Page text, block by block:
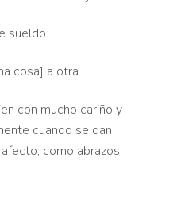
sueldo.
cosa] a otra.
con mucho cariño y
cuando se dan
como abrazos,